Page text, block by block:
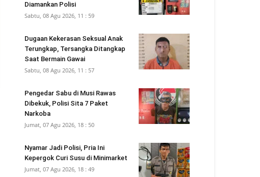
Diamankan Polisi
Sabtu, 08 Agu 2026, 11 : 59
Dugaan Kekerasan Seksual Anak
Terungkap, Tersangka Ditangkap
Saat Bermain Gawai
Sabtu, 08 Agu 2026, 11 : 57
Pengedar Sabu di Musi Rawas
Dibekuk, Polisi Sita 7 Paket
Narkoba
Jumat, 07 Agu 2026, 18 : 50
Nyamar Jadi Polisi, Pria Ini
Kepergok Curi Susu di Minimarket
Jumat, 07 Agu 2026, 18 : 49